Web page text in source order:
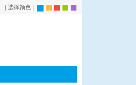
选择颜色